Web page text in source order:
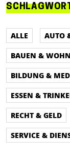
ALLE AUTO
BAUEN &
BILDUNG &
ESSEN &
RECHT & GELD
SERVICE &